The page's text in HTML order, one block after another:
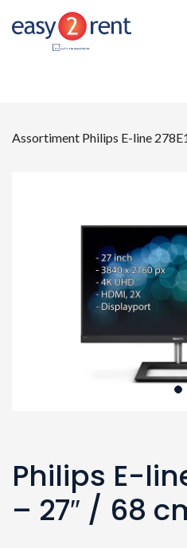
Assortiment Philips E-line
Philips E-
– 27″ / 68